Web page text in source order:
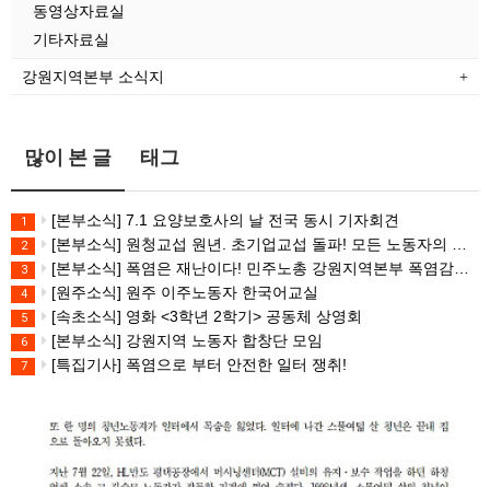
동영상자료실
기타자료실
강원지역본부 소식지
많이 본 글 태그
1 [본부소식] 7.1 요양보호사의 날 전국 동시 기자회견
2 [본부소식] 원청교섭 원년. 초기업교섭 돌파! 모든 노동자의 노동기본권 쟁취! 민주노총 7.15 총파업대회
3 [본부소식] 폭염은 재난이다! 민주노총 강원지역본부 폭염감시단 선포 기자회견
4 [원주소식] 원주 이주노동자 한국어교실
5 [속초소식] 영화 <3학년 2학기> 공동체 상영회
6 [본부소식] 강원지역 노동자 합창단 모임
7 [특집기사] 폭염으로 부터 안전한 일터 쟁취!